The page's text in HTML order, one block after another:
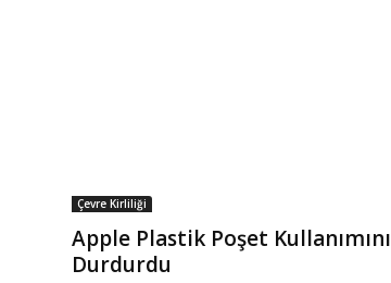
Çevre Kirliliği
Apple Plastik Poşet Kullanımını
Durdurdu